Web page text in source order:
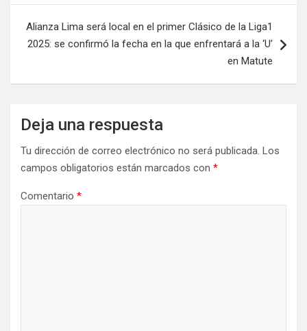
Alianza Lima será local en el primer Clásico de la Liga1
2025: se confirmó la fecha en la que enfrentará a la ‘U’
en Matute
Deja una respuesta
Tu dirección de correo electrónico no será publicada. Los
campos obligatorios están marcados con *
Comentario *